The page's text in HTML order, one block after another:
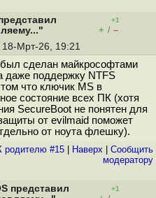
+1
+ / –
18-Мрт-26, 19:21
сделан майкрософтами
даже поддержку NTFS
что ключик MS в
состояние всех ПК (хотя
SecureBoot не понятен для
от evilmaid поможет
от ноута флешку).
родителю #15 Наверх
Cообщить
модератору
представил
+1